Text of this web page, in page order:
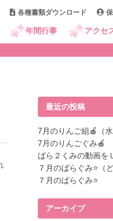
各種書類ダウンロード
年間行事 アクセ
最近の投稿
7月のりんご組🍎（水
7月のりんごぐみ🍎
ばら２くみの動画を
７月のばらぐみ⭐（
７月のばらぐみ⭐
アーカイブ